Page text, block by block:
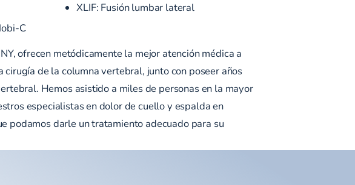
C
XLIF: Fusión lumbar lateral
ofrecen metódicamente la mejor atención médica a
de la columna vertebral, junto con poseer años
Hemos asistido a miles de personas en la mayor
especialistas en dolor de cuello y espalda en
podamos darle un tratamiento adecuado para su